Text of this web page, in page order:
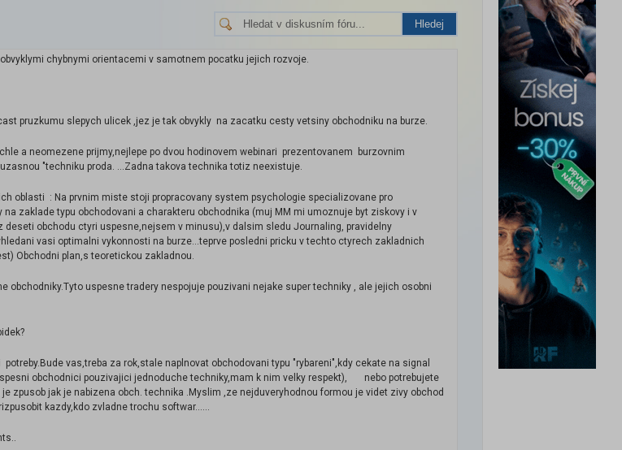
Hledej
chybnymi orientacemi v samotnem pocatku jejich rozvoje.
pruzkumu slepych ulicek ,jez je tak obvykly na zacatku cesty vetsiny obchodniku na burze.
a neomezene prijmy,nejlepe po dvou hodinovem webinari prezentovanem burzovnim
"techniku proda. ...Zadna takova technika totiz neexistuje.
oblasti : Na prvnim miste stoji propracovany system psychologie specializovane pro
zaklade typu obchodovani a charakteru obchodnika (muj MM mi umoznuje byt ziskovy i v
deseti obchodu ctyri uspesne,nejsem v minusu),v dalsim sledu Journaling, pravidelny
vasi optimalni vykonnosti na burze...teprve posledni pricku v techto ctyrech zakladnich
Obchodni plan,s teoretickou zakladnou.
uspesne tradery nespojuje pouzivani nejake super techniky , ale jejich osobni
vas,treba za rok,stale naplnovat obchodovani typu "rybareni",kdy cekate na signal
obchodnici pouzivajici jednoduche techniky,mam k nim velky respekt), nebo potrebujete
zpusob jak je nabizena obch. technika .Myslim ,ze nejduveryhodnou formou je videt zivy obchod
kazdy,kdo zvladne trochu softwar......